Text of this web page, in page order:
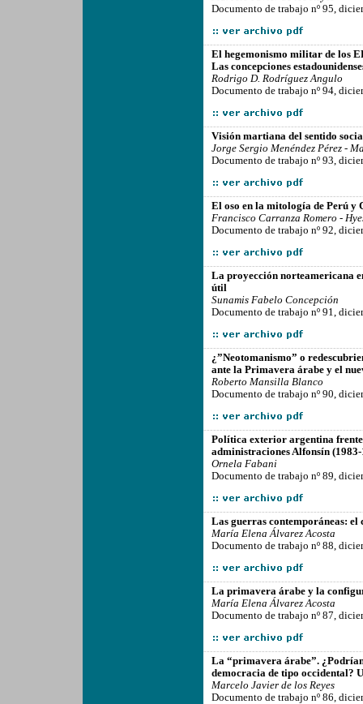
Documento de trabajo nº 95,
El hegemonismo militar de los
Las concepciones
Rodrigo D. Rodríguez Angulo
Documento de trabajo nº 94,
Visión martiana del sentido
Jorge Sergio Menéndez Pérez -
Documento de trabajo nº 93,
El oso en la mitología de Perú y
Francisco Carranza Romero -
Documento de trabajo nº 92,
La proyección norteamericana
útil
Sunamis Fabelo Concepción
Documento de trabajo nº 91,
¿”Neotomanismo” o
ante la Primavera árabe y el
Roberto Mansilla Blanco
Documento de trabajo nº 90,
Política exterior argentina
administraciones Alfonsín
Ornela Fabani
Documento de trabajo nº 89,
Las guerras contemporáneas: el
María Elena Álvarez Acosta
Documento de trabajo nº 88,
La primavera árabe y la
María Elena Álvarez Acosta
Documento de trabajo nº 87,
La “primavera árabe”.
democracia de tipo occidental?
Marcelo Javier de los Reyes
Documento de trabajo nº 86,